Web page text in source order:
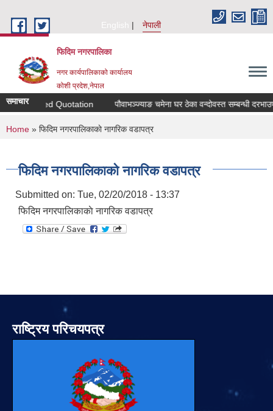
English
नेपाली
फिदिम नगरपालिका
नगर कार्यपालिकाको कार्यालय
कोशी प्रदेश,नेपाल
समाचार
Sealed Quotation पौवाभञ्ज्याङ चमेना घर ठेका वन्दोवस्त सम्बन्धी
You are here
Home » फिदिम नगरपालिकाकाे नागरिक वडापत्र
फिदिम नगरपालिकाकाे नागरिक वडापत्र
Submitted on: Tue, 02/20/2018 - 13:37
फिदिम नगरपालिकाकाे नागरिक वडापत्र
राष्ट्रिय परिचयपत्र